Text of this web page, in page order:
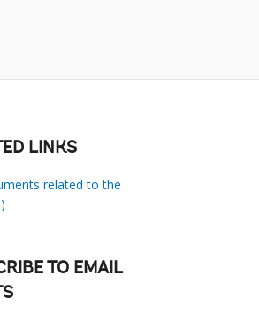
LINKS
related to the
TO EMAIL